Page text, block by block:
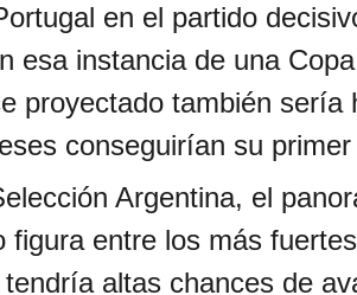
en el partido
esa instancia de una
proyectado también sería
conseguirían su
Argentina, el
figura entre los más
altas chances de